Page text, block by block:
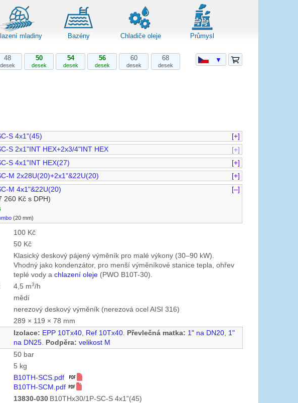
mladiny Bazény Chladiče oleje Průmysl
48
desek
50
desek
54
desek
56
desek
60
desek
68
desek
S 4x1"(45)
[+]
S 2x1"INT HEX+2x3/4"INT HEX
[+]
S 4x1"INT HEX(27)
[+]
M 2x28U(20)+2x1"&22U(20)
[+]
M 4x1"&22U(20)
[–]
260 Kč s DPH)
(20 mm)
100 Kč
50 Kč
Klasický deskový pájený výměník pro malé výkony (30–90 kW).
Vhodný jako kondenzátor, pro menší výměníkové stanice tepla, ohřev
teplé vody achlazení oleje (PWO B10T-30).
4,5 m3/h
mědí
nerezový deskový výměník (nerezová ocel AISI 316)
289 × 119 × 78 mm
Izolace: EPP 10Tx40 Ref 10Tx40 Převlečná matka: 1" na DN20 1"
na DN25
Podpěra: velikost M
50 bar
5 kg
B10TH-SCS.pdf
B10TH-SCM.pdf
13830-030 B10THx30/1P-SC-S 4x1"(45)
▼